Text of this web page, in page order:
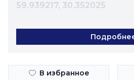
59.939217, 30.352025
В избранное